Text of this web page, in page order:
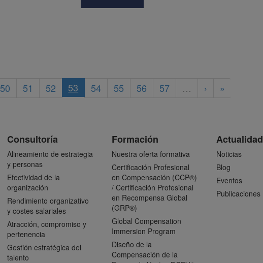
50 51 52 53 54 55 56 57 … › »
Consultoría
Alineamiento de estrategia
y personas
Efectividad de la
organización
Rendimiento organizativo
y costes salariales
Atracción, compromiso y
pertenencia
Gestión estratégica del
talento
Formación
Nuestra oferta formativa
Certificación Profesional
en Compensación (CCP®)
/ Certificación Profesional
en Recompensa Global
(GRP®)
Global Compensation
Immersion Program
Diseño de la
Compensación de la
Actualidad
Noticias
Blog
Eventos
Publicaciones